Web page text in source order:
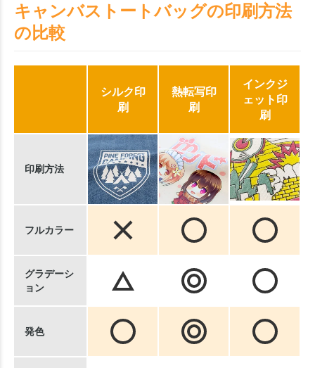
キャンバストートバッグの印刷方法
の比較
シルク印
刷
熱転写印
刷
インクジ
ェット印
刷
印刷方法
フルカラー
グラデーシ
ョン
発色